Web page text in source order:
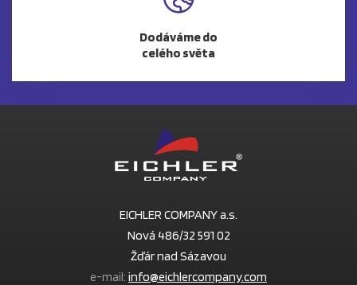
Dodáváme do
celého světa
EICHLER COMPANY a.s.
Nová 486/32 591 02
Žďár nad Sázavou
e-mail: info@eichlercompany.com